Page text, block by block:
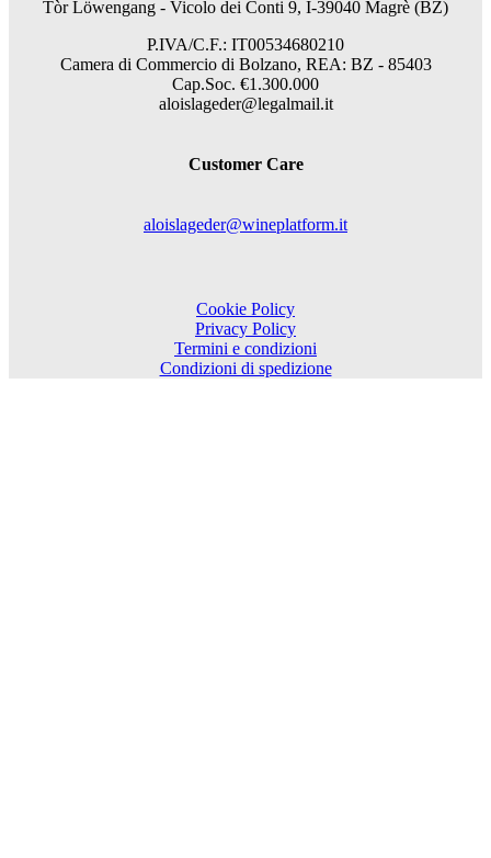
Tòr Löwengang - Vicolo dei Conti 9, I-39040 Magrè (BZ)
P.IVA/C.F.: IT00534680210
Camera di Commercio di Bolzano, REA: BZ - 85403
Cap.Soc. €1.300.000
aloislageder@legalmail.it
Customer Care
aloislageder@wineplatform.it
Cookie Policy
Privacy Policy
Termini e condizioni
Condizioni di spedizione